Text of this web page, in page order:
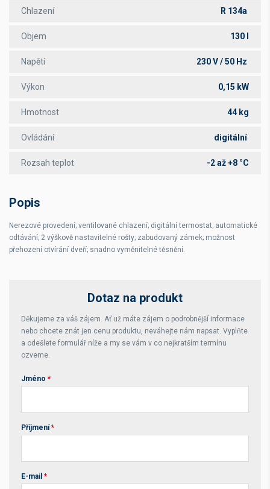
Chlazení R 134a
Objem 130 l
Napětí 230 V / 50 Hz
Výkon 0,15 kW
Hmotnost 44 kg
Ovládání digitální
Rozsah teplot -2 až +8 °C
Popis
Nerezové provedení; ventilované chlazení; digitální termostat; automatické
odtávání; 2 výškově nastavitelné rošty; zabudovaný zámek; možnost
přehození otvírání dveří; snadno vyměnitelné těsnění.
Dotaz na produkt
Děkujeme za váš zájem. Ať už máte zájem o podrobnější informace
nebo chcete znát jen cenu produktu, neváhejte nám napsat. Vyplňte
a odešlete formulář níže a my se vám v co nejkratším termínu
ozveme.
Jméno *
Příjmení *
E-mail *